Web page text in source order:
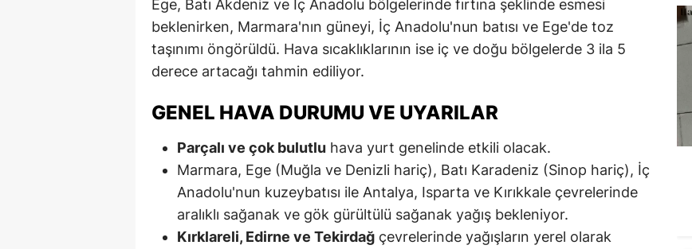
Ege, Batı Akdeniz ve İç Anadolu bölgelerinde fırtına şeklinde esmesi
beklenirken, Marmara'nın güneyi, İç Anadolu'nun batısı ve Ege'de toz
taşınımı öngörüldü. Hava sıcaklıklarının ise iç ve doğu bölgelerde 3 ila 5
derece artacağı tahmin ediliyor.
GENEL HAVA DURUMU VE UYARILAR
Parçalı ve çok bulutlu hava yurt genelinde etkili olacak.
Marmara, Ege (Muğla ve Denizli hariç), Batı Karadeniz (Sinop hariç), İç
Anadolu'nun kuzeybatısı ile Antalya, Isparta ve Kırıkkale çevrelerinde
aralıklı sağanak ve gök gürültülü sağanak yağış bekleniyor.
Kırklareli, Edirne ve Tekirdağ çevrelerinde yağışların yerel olarak